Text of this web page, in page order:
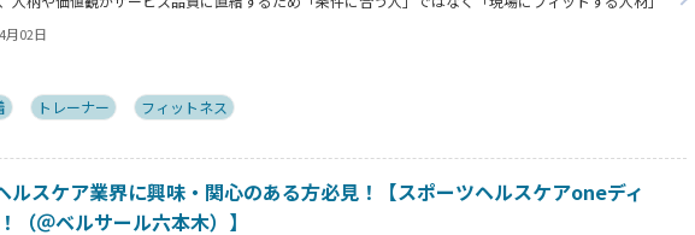
求められます。
Jobを通じて実際に採用に至った企業様と登録者様の双方より採用や転職における成功の秘訣を
月02日
トレーナー フィットネス
ルスケア業界に興味・関心のある方必見！【スポーツヘルスケアoneディ
（＠ベルサール六本木）】